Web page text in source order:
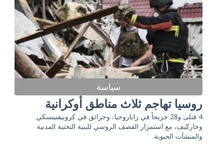
سياسة
روسيا تهاجم ثلاث مناطق أوكرانية
4 قتلى و28 جريحاً في زاباروجيا، وحرائق في كروبيفنيتسكي
وخاركيف، مع استمرار القصف الروسي للبنية التحتية المدنية
والمنشآت الحيوية